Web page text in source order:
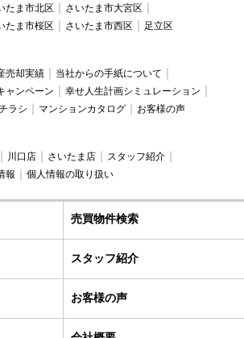
たま市北区
さいたま市大宮区
たま市桜区 さいたま市西区 足立区
売却実績
当社からの手紙について
ャンペーン
幸せ人生計画シミュレーション
ラシ マンションカタログ お客様の声
川口店 さいたま店
スタッフ紹介
報 個人情報の取り扱い
売買物件検索
スタッフ紹介
お客様の声